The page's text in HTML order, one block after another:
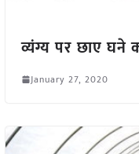
व्यंग्य पर छाए घने
January 27, 2020